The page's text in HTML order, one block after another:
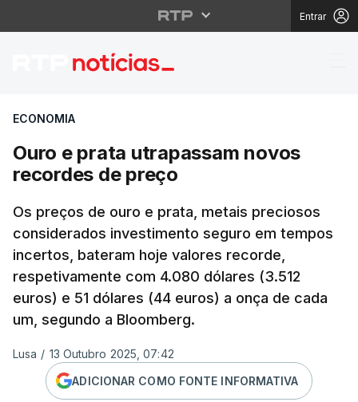
Entrar
Ouro e prata
ECONOMIA
Ouro e prata utrapassam novos
recordes de preço
Os preços de ouro e prata, metais preciosos
considerados investimento seguro em tempos
incertos, bateram hoje valores recorde,
respetivamente com 4.080 dólares (3.512
euros) e 51 dólares (44 euros) a onça de cada
um, segundo a Bloomberg.
Lusa / 13 Outubro 2025, 07:42
ADICIONAR COMO FONTE INFORMATIVA